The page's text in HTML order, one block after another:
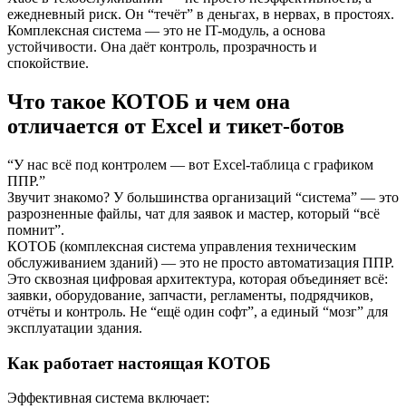
ежедневный риск. Он “течёт” в деньгах, в нервах, в простоях.
Комплексная система — это не IT-модуль, а основа
устойчивости. Она даёт контроль, прозрачность и
спокойствие.
Что такое КОТОБ и чем она
отличается от Excel и тикет-ботов
“У нас всё под контролем — вот Excel-таблица с графиком
ППР.”
Звучит знакомо? У большинства организаций “система” — это
разрозненные файлы, чат для заявок и мастер, который “всё
помнит”.
КОТОБ (комплексная система управления техническим
обслуживанием зданий) — это не просто автоматизация ППР.
Это сквозная цифровая архитектура, которая объединяет всё:
заявки, оборудование, запчасти, регламенты, подрядчиков,
отчёты и контроль. Не “ещё один софт”, а единый “мозг” для
эксплуатации здания.
Как работает настоящая КОТОБ
Эффективная система включает: